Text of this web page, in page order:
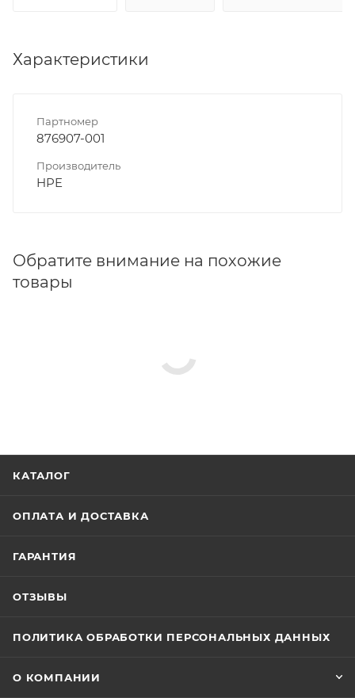
Характеристики
Партномер
876907-001
Производитель
HPE
Обратите внимание на похожие
товары
КАТАЛОГ
ОПЛАТА И ДОСТАВКА
ГАРАНТИЯ
ОТЗЫВЫ
ПОЛИТИКА ОБРАБОТКИ ПЕРСОНАЛЬНЫХ ДАННЫХ
О КОМПАНИИ